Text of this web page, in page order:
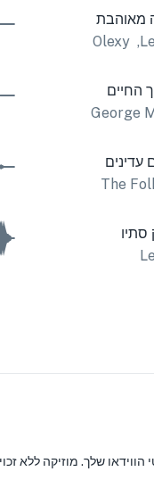
מאוהבת
,
Olexy
החיים
George
עדינים
The
סתיו
הווידאו שלך. מוזיקה ללא